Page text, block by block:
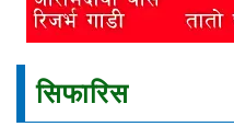
सिफारिस